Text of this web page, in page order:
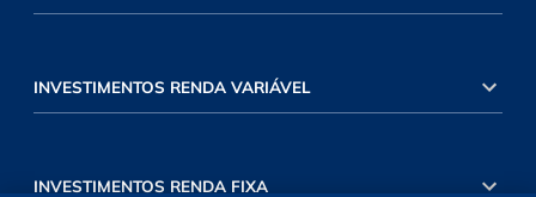
INVESTIMENTOS RENDA VARIÁVEL
INVESTIMENTOS RENDA FIXA